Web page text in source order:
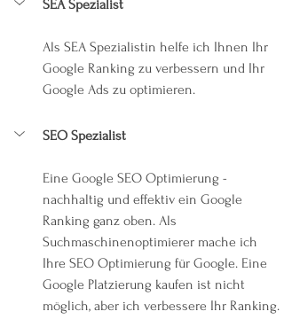
SEA Spezialist
Als SEA Spezialistin helfe ich Ihnen Ihr
Google Ranking zu verbessern und Ihr
Google Ads zu optimieren.
SEO Spezialist
Eine Google SEO Optimierung -
nachhaltig und effektiv ein Google
Ranking ganz oben. Als
Suchmaschinenoptimierer mache ich
Ihre SEO Optimierung für Google. Eine
Google Platzierung kaufen ist nicht
möglich, aber ich verbessere Ihr Ranking.